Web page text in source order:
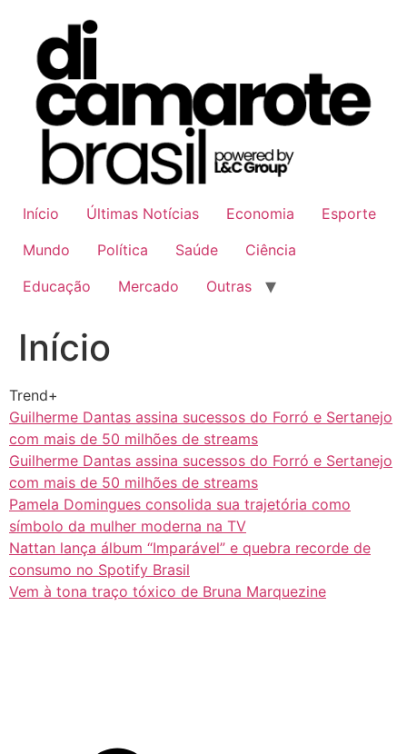
conteúdo
Início Últimas Notícias Economia
Esporte
Mundo
Política Saúde
Ciência
Educação
Mercado Outras
Início
Trend+
Guilherme Dantas assina sucessos do Forró e Sertanejo
com mais de 50 milhões de streams
Guilherme Dantas assina sucessos do Forró e Sertanejo
com mais de 50 milhões de streams
Pamela Domingues consolida sua trajetória como
símbolo da mulher moderna na TV
Nattan lança álbum “Imparável” e quebra recorde de
consumo no Spotify Brasil
Vem à tona traço tóxico de Bruna Marquezine